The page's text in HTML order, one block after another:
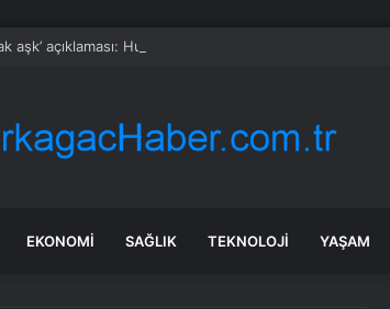
aşk’ açıklaması: Hukuki yollara başvuruyor
EKONOMI SAĞLIK TEKNOLOJI YAŞAM